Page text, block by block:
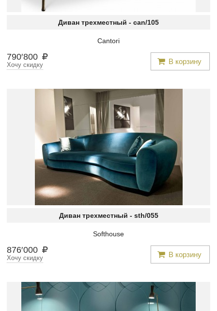
Диван трехместный - can/105
Cantori
790′800 В корзину
Хочу скидку
Диван трехместный - sth/055
Softhouse
876′000 В корзину
Хочу скидку